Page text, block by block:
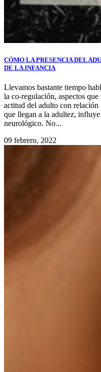
CÓMO LA PRESENCIA DEL
DE LA INFANCIA
Llevamos bastante tiempo
la co-regulación, aspectos
actitud del adulto con relación
que llegan a la adultez,
neurológico. No...
09 febrero, 2022